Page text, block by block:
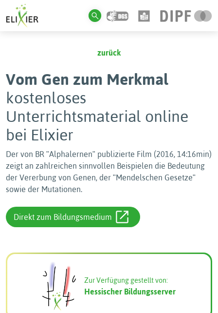
zurück
Vom Gen zum Merkmal
kostenloses
Unterrichtsmaterial online
bei Elixier
Der von BR ʺAlphalernenʺ publizierte Film (2016, 14:16min)
zeigt an zahlreichen sinnvollen Beispielen die Bedeutung
der Vererbung von Genen, der ʺMendelschen Gesetzeʺ
sowie der Mutationen.
Direkt zum Bildungsmedium
Zur Verfügung gestellt von:
Hessischer Bildungsserver